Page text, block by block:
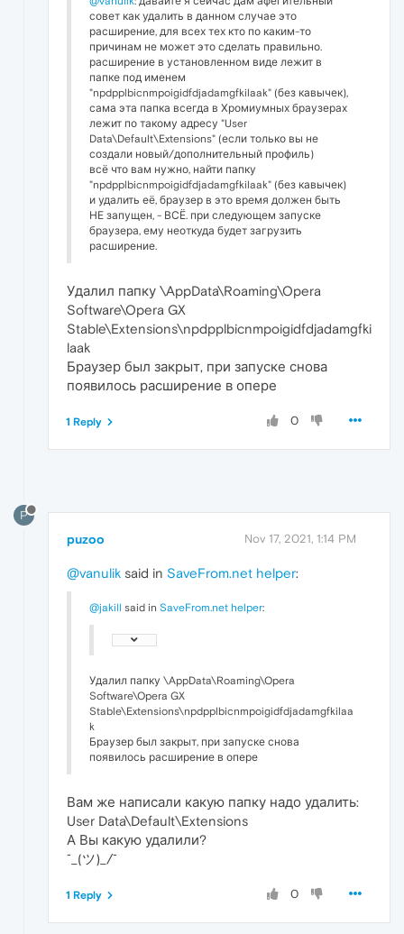
совет как удалить в данном случае это
расширение, для всех тех кто по каким-то
причинам не может это сделать правильно.
расширение в установленном виде лежит в
папке под именем
"npdpplbicnmpoigidfdjadamgfkilaak" (без кавычек),
сама эта папка всегда в Хромиумных браузерах
лежит по такому адресу "User
Data\Default\Extensions" (если только вы не
создали новый/дополнительный профиль)
всё что вам нужно, найти папку
"npdpplbicnmpoigidfdjadamgfkilaak" (без кавычек)
и удалить её, браузер в это время должен быть
НЕ запущен, - ВСЁ. при следующем запуске
браузера, ему неоткуда будет загрузить
расширение.
Удалил папку \AppData\Roaming\Opera
Software\Opera GX
Stable\Extensions\npdpplbicnmpoigidfdjadamgfki
laak
Браузер был закрыт, при запуске снова
появилось расширение в опере
0
1 Reply
P
puzoo Nov 17, 2021, 1:14 PM
@vanulik said in SaveFrom.net helper:
@jakill said in SaveFrom.net helper:
Удалил папку \AppData\Roaming\Opera
Software\Opera GX
Stable\Extensions\npdpplbicnmpoigidfdjadamgfkilaa
k
Браузер был закрыт, при запуске снова
появилось расширение в опере
Вам же написали какую папку надо удалить:
User Data\Default\Extensions
А Вы какую удалили?
¯_(ツ)_/¯
0
1 Reply